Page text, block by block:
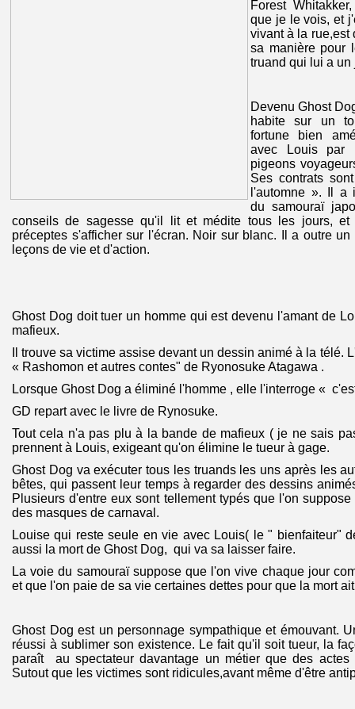
Forest
que je le vois, et
vivant à la rue,est
sa manière pour
truand qui lui a
Devenu Ghost
habite sur un
fortune bien
avec Louis par
pigeons
Ses contrats
l'automne ». Il a
du samouraï
conseils de sagesse qu'il lit et médite tous les jours, et
préceptes s'afficher sur l'écran. Noir sur blanc. Il a outre
leçons de vie et d'action.
Ghost Dog doit tuer un homme qui est devenu l'amant de
mafieux.
Il trouve sa victime assise devant un dessin animé à la télé.
« Rashomon et autres contes" de Ryonosuke Atagawa .
Lorsque Ghost Dog a éliminé l'homme , elle l'interroge «
GD repart avec le livre de Rynosuke.
Tout cela n'a pas plu à la bande de mafieux ( je ne sais
prennent à Louis, exigeant qu'on élimine le tueur à gage.
Ghost Dog va exécuter tous les truands les uns après les
bêtes, qui passent leur temps à regarder des dessins
Plusieurs d'entre eux sont tellement typés que l'on
des masques de carnaval.
Louise qui reste seule en vie avec Louis( le " bienfaiteur"
aussi la mort de Ghost Dog, qui va sa laisser faire.
La voie du samouraï suppose que l'on vive chaque jour
et que l'on paie de sa vie certaines dettes pour que la mort
Ghost Dog est un personnage sympathique et émouvant.
réussi à sublimer son existence. Le fait qu'il soit tueur, la
paraît au spectateur davantage un métier que des actes
Sutout que les victimes sont ridicules,avant même d'être